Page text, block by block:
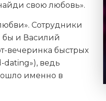
свою любовь».
Сотрудники
бы и Василий
вечеринка быстрых
dating»), ведь
именно в